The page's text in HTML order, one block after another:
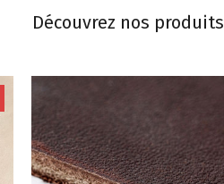
Découvrez nos produits